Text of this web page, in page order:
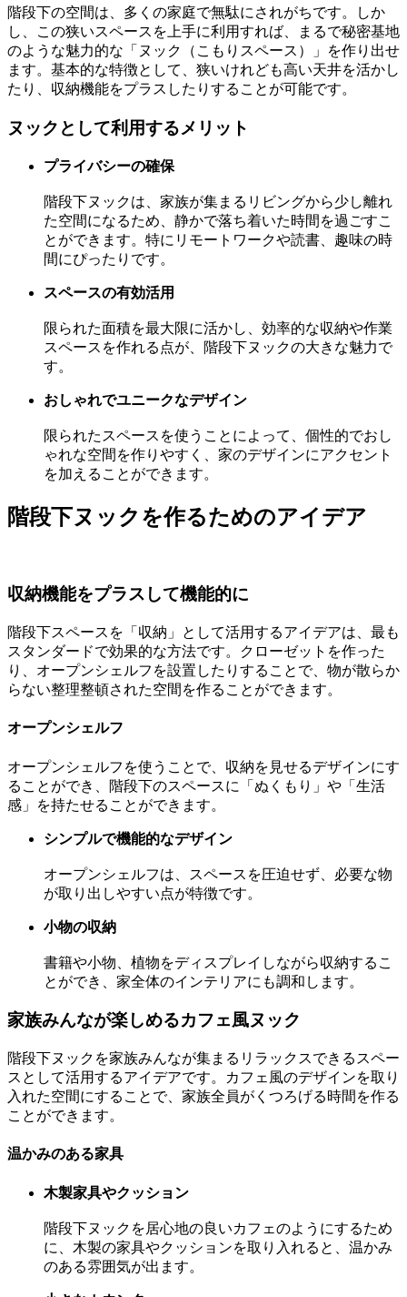
階段下の空間は、多くの家庭で無駄にされがちです。しか
し、この狭いスペースを上手に利用すれば、まるで秘密基地
のような魅力的な「ヌック（こもりスペース）」を作り出せ
ます。基本的な特徴として、狭いけれども高い天井を活かし
たり、収納機能をプラスしたりすることが可能です。
ヌックとして利用するメリット
プライバシーの確保
階段下ヌックは、家族が集まるリビングから少し離れ
た空間になるため、静かで落ち着いた時間を過ごすこ
とができます。特にリモートワークや読書、趣味の時
間にぴったりです。
スペースの有効活用
限られた面積を最大限に活かし、効率的な収納や作業
スペースを作れる点が、階段下ヌックの大きな魅力で
す。
おしゃれでユニークなデザイン
限られたスペースを使うことによって、個性的でおし
ゃれな空間を作りやすく、家のデザインにアクセント
を加えることができます。
階段下ヌックを作るためのアイデア
収納機能をプラスして機能的に
階段下スペースを「収納」として活用するアイデアは、最も
スタンダードで効果的な方法です。クローゼットを作った
り、オープンシェルフを設置したりすることで、物が散らか
らない整理整頓された空間を作ることができます。
オープンシェルフ
オープンシェルフを使うことで、収納を見せるデザインにす
ることができ、階段下のスペースに「ぬくもり」や「生活
感」を持たせることができます。
シンプルで機能的なデザイン
オープンシェルフは、スペースを圧迫せず、必要な物
が取り出しやすい点が特徴です。
小物の収納
書籍や小物、植物をディスプレイしながら収納するこ
とができ、家全体のインテリアにも調和します。
家族みんなが楽しめるカフェ風ヌック
階段下ヌックを家族みんなが集まるリラックスできるスペー
スとして活用するアイデアです。カフェ風のデザインを取り
入れた空間にすることで、家族全員がくつろげる時間を作る
ことができます。
温かみのある家具
木製家具やクッション
階段下ヌックを居心地の良いカフェのようにするため
に、木製の家具やクッションを取り入れると、温かみ
のある雰囲気が出ます。